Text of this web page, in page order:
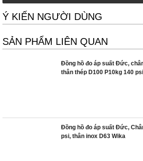
Ý KIẾN NGƯỜI DÙNG
SẢN PHẨM LIÊN QUAN
Đồng hồ đo áp suất Đức,
thân thép D100 P10kg 140 psi
Đồng hồ đo áp suất Đức,
psi, thân inox D63 Wika